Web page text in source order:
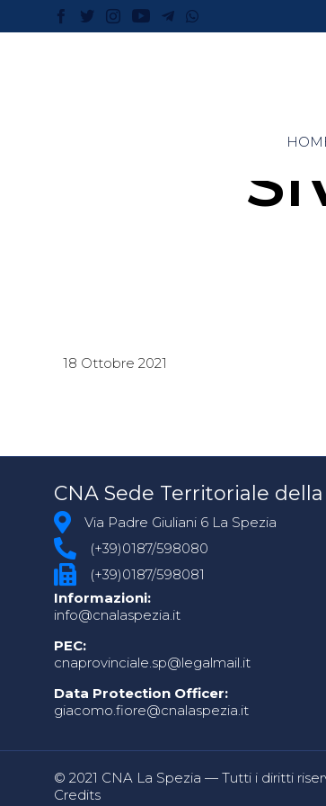
18 Ottobre 2021
CNA Sede Territoriale della
Via Padre Giuliani 6 La Spezia
(+39)0187/598080
(+39)0187/598081
Informazioni:
info@cnalaspezia.it
PEC:
cnaprovinciale.sp@legalmail.it
Data Protection Officer:
giacomo.fiore@cnalaspezia.it
© 2021 CNA La Spezia — Tutti i diritti
Credits